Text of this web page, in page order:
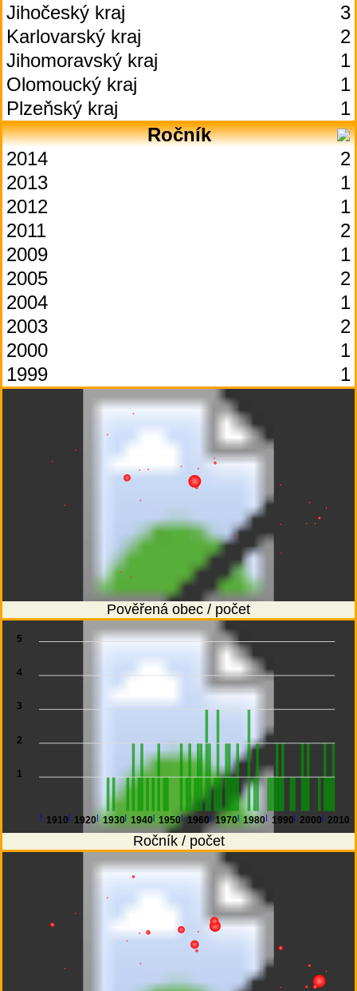
Jihočeský kraj
3
Karlovarský kraj
2
Jihomoravský kraj
1
Olomoucký kraj
1
Plzeňský kraj
1
Ročník
2014
2
2013
1
2012
1
2011
2
2009
1
2005
2
2004
1
2003
2
2000
1
1999
1
Pověřená obec / počet
1910 1920 1930 1940 1950 1960 1970 1980 1990 2000 2010
1
2
3
4
5
Ročník / počet